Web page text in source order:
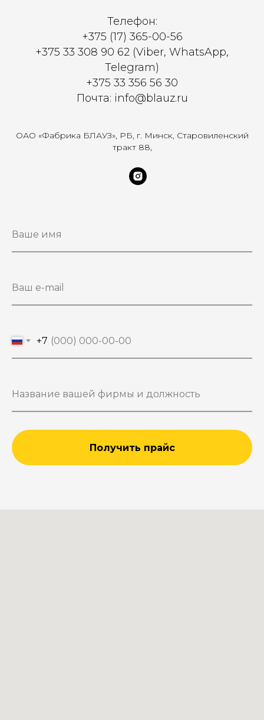
Телефон:
+375 (17) 365-00-56
+375 33 308 90 62 (Viber, WhatsApp,
Telegram)
+375 33 356 56 30
Почта: info@blauz.ru
ОАО «Фабрика БЛАУЗ», РБ, г. Минск, Старовиленский
тракт 88,
+7
Получить прайс